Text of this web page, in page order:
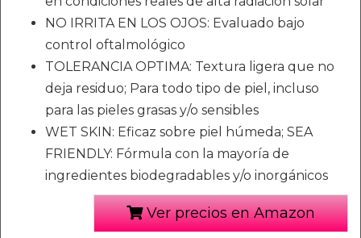
NO IRRITA EN LOS OJOS: Evaluado bajo
control oftalmológico
TOLERANCIA OPTIMA: Textura ligera que no
deja residuo; Para todo tipo de piel, incluso
para las pieles grasas y/o sensibles
WET SKIN: Eficaz sobre piel húmeda; SEA
FRIENDLY: Fórmula con la mayoría de
ingredientes biodegradables y/o inorgánicos
Ver precios en Amazon